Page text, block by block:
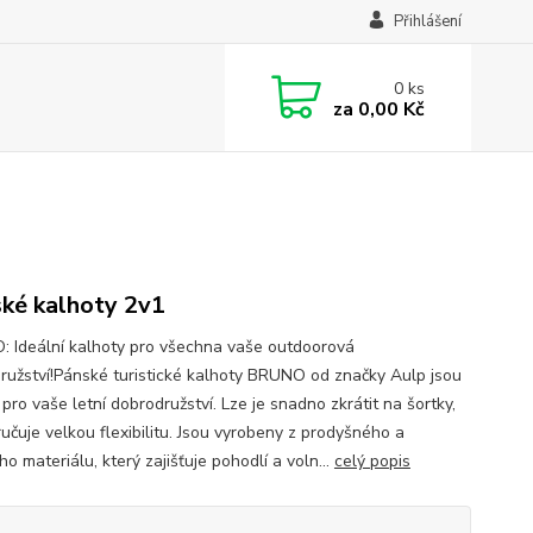
Přihlášení
0ks
za 0,00 Kč
kalhoty 2v1
Ideální kalhoty pro všechna vaše outdoorová
turistické kalhoty BRUNO od značky Aulp jsou
vaše letní dobrodružství. Lze je snadno zkrátit na šortky,
velkou flexibilitu. Jsou vyrobeny z prodyšného a
materiálu, který zajišťuje pohodlí a voln... celý popis